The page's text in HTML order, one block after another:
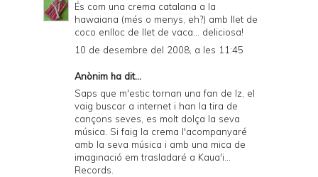
d
És com una crema catalana a la
hawaiana (més o menys, eh?) amb llet de
coco enlloc de llet de vaca... deliciosa!
10 de desembre del 2008, a les 11:45
Anònim ha dit...
Saps que m'estic tornan una fan de Iz, el
vaig buscar a internet i han la tira de
cançons seves, es molt dolça la seva
música. Si faig la crema l'acompanyaré
amb la seva música i amb una mica de
imaginació em trasladaré a Kaua'i...
Records.